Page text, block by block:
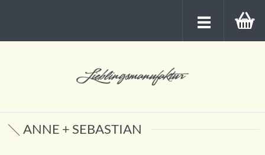
ANNE + SEBASTIAN